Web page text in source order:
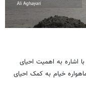
اشاره به اهمیت احیای
خیام به کمک احیای